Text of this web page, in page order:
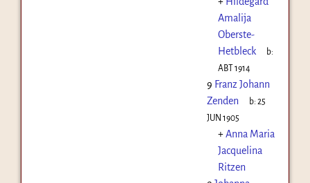
Amalija
Oberste-
Hetbleck
b:
ABT 1914
9 Franz Johann
Zenden
b:25
JUN 1905
+Anna Maria
Jacquelina
Ritzen